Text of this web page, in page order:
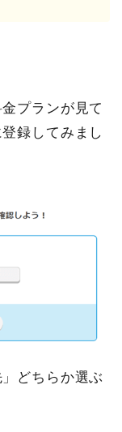
プランが見て
録してみまし
どちらか選ぶ